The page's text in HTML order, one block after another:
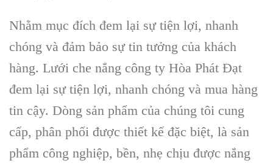
Nhằm mục đích đem lại sự tiện lợi, nhanh
chóng và đảm bảo sự tin tưởng của khách
hàng. Lưới che nắng công ty Hòa Phát Đạt
đem lại sự tiện lợi, nhanh chóng và mua hàng
tin cậy. Dòng sản phẩm của chúng tôi cung
cấp, phân phối được thiết kế đặc biệt, là sản
phẩm công nghiệp, bền, nhẹ chịu được nắng